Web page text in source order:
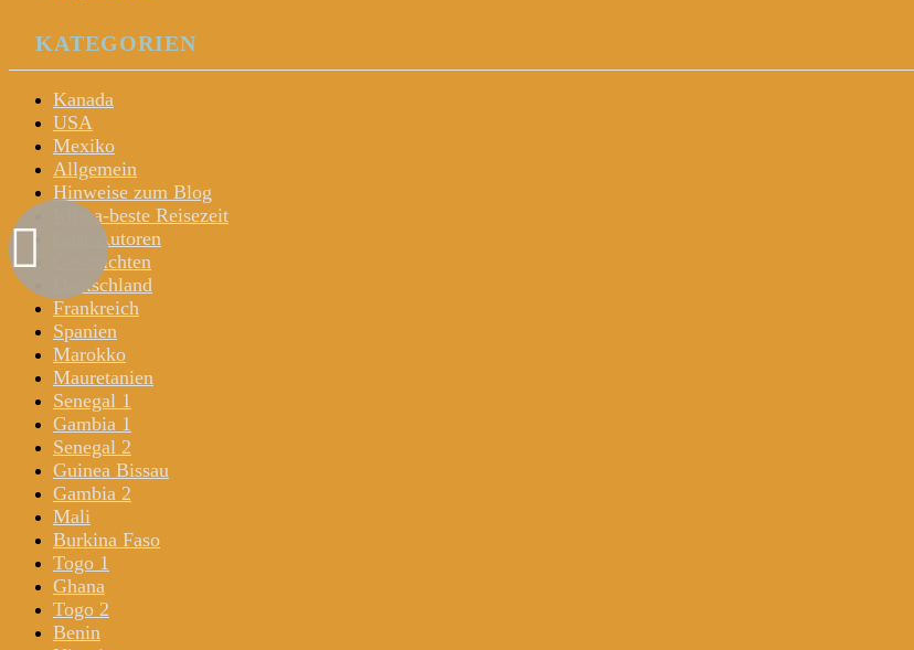
KATEGORIEN
Kanada
USA
Mexiko
Allgemein
Hinweise zum Blog
Klima-beste Reisezeit
Gast-Autoren
Geschichten
Deutschland
Frankreich
Spanien
Marokko
Mauretanien
Senegal 1
Gambia 1
Senegal 2
Guinea Bissau
Gambia 2
Mali
Burkina Faso
Togo 1
Ghana
Togo 2
Benin